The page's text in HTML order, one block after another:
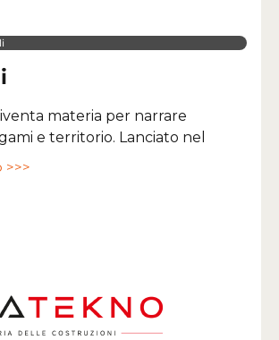
materia per narrare
e territorio. Lanciato nel